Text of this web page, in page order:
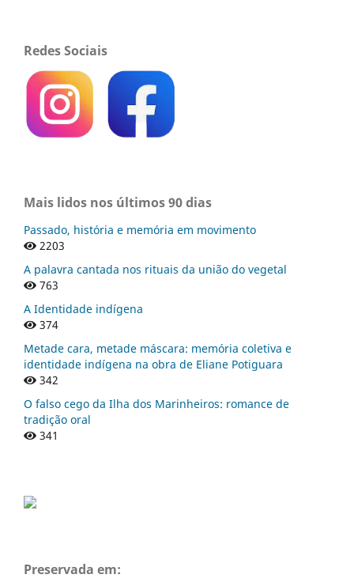
Redes Sociais
Mais lidos nos últimos 90 dias
Passado, história e memória em movimento
2203
A palavra cantada nos rituais da união do vegetal
763
A Identidade indígena
374
Metade cara, metade máscara: memória coletiva e
identidade indígena na obra de Eliane Potiguara
342
O falso cego da Ilha dos Marinheiros: romance de
tradição oral
341
Preservada em: